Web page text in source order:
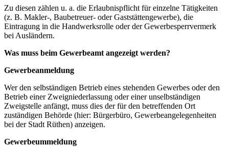
Zu diesen zählen u. a. die Erlaubnispflicht für einzelne Tätigkeiten
(z. B. Makler-, Baubetreuer- oder Gaststättengewerbe), die
Eintragung in die Handwerksrolle oder der Gewerbesperrvermerk
bei Ausländern.
Was muss beim Gewerbeamt angezeigt werden?
Gewerbeanmeldung
Wer den selbständigen Betrieb eines stehenden Gewerbes oder den
Betrieb einer Zweigniederlassung oder einer unselbständigen
Zweigstelle anfängt, muss dies der für den betreffenden Ort
zuständigen Behörde (hier: Bürgerbüro, Gewerbeangelegenheiten
bei der Stadt Rüthen) anzeigen.
Gewerbeummeldung